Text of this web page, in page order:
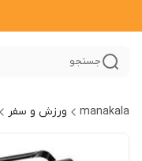
جستجو
manakala ورزش و سفر